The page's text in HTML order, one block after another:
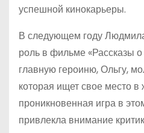
успешной кинокарьеры.
В следующем году
роль в фильме «Рассказы
главную героиню, Ольгу,
которая ищет свое место
проникновенная игра в
привлекла внимание